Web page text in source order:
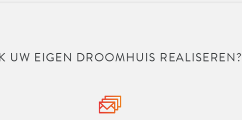
UW EIGEN DROOMHUIS REALISEREN?